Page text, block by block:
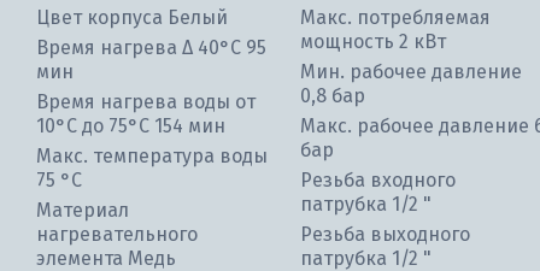
Цвет корпуса Белый
Время нагрева Δ 40°С 95
мин
Время нагрева воды от
10°С до 75°С 154 мин
Макс. температура воды
75 °С
Материал
нагревательного
элемента Медь
Макс. потребляемая
мощность 2 кВт
Мин. рабочее давление
0,8 бар
Макс. рабочее давление
бар
Резьба входного
патрубка 1/2 "
Резьба выходного
патрубка 1/2 "